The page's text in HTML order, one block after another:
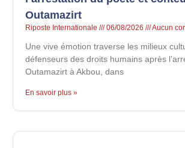
Outamazirt
Riposte Internationale 06/08/2026 Aucun
Une vive émotion traverse les milieux
défenseurs des droits humains après
Outamazirt à Akbou, dans
En savoir plus »